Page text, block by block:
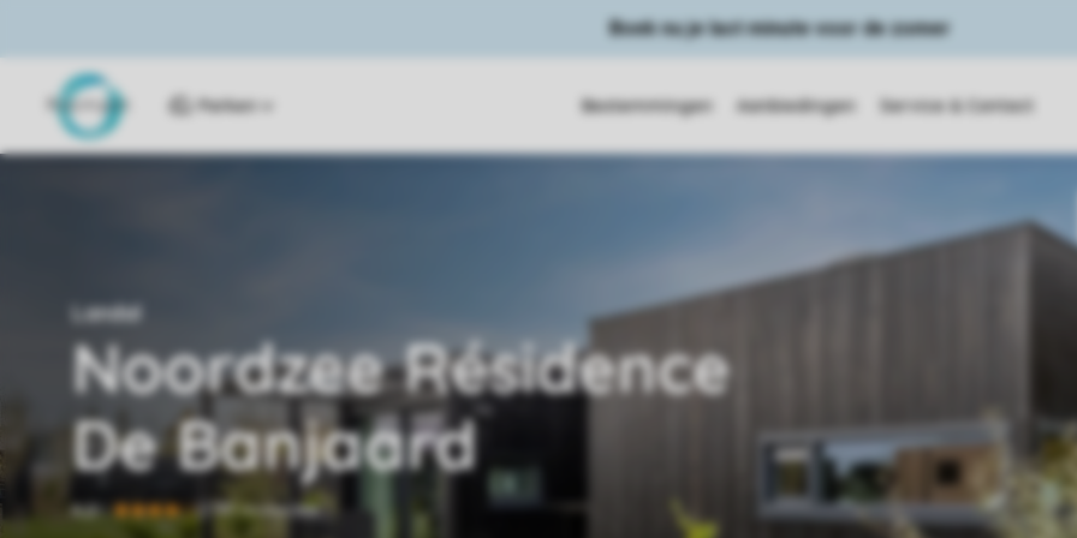
Boek nu je last minute voor de zomer
Parken Bestemmingen Aanbiedingen Service & Contact